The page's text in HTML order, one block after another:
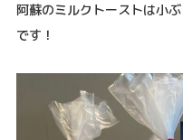
阿蘇のミルクトーストは小
です！